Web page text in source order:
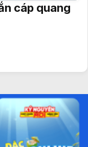
cáp quang